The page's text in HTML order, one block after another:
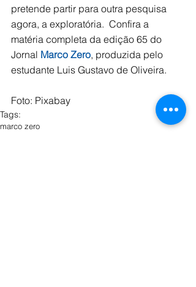
pretende partir para outra pesquisa
agora, a exploratória.  Confira a
matéria completa da edição 65 do
Jornal Marco Zero, produzida pelo
estudante Luis Gustavo de Oliveira.
Foto: Pixabay
Tags:
marco zero